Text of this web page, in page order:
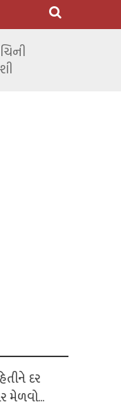
દર
મેળવો...